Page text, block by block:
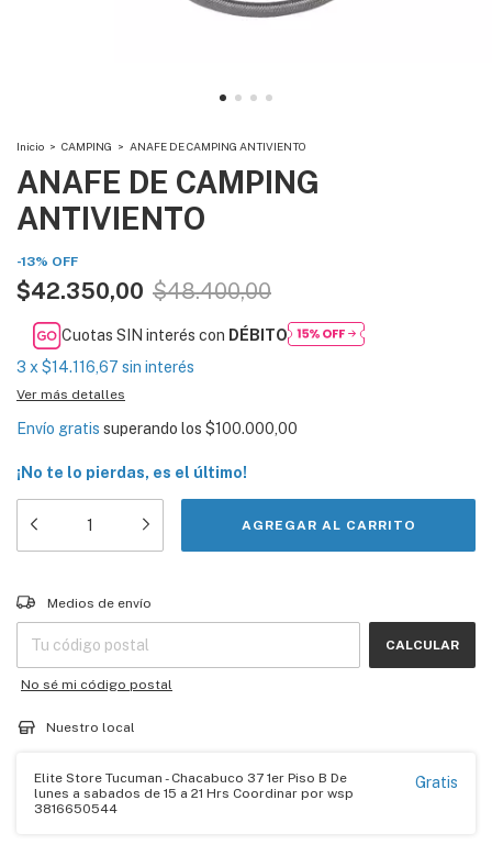
Inicio > CAMPING > ANAFE DE CAMPING ANTIVIENTO
ANAFE DE CAMPING
ANTIVIENTO
-13% OFF
$42.350,00 $48.400,00
Cuotas SIN interés con DÉBITO
3 x $14.116,67 sin interés
Ver más detalles
Envío gratis superando los $100.000,00
¡No te lo pierdas, es el último!
Entregas para el CP:
Medios de envío
CALCULAR
No sé mi código postal
Nuestro local
Elite Store Tucuman - Chacabuco 37 1er Piso B De
lunes a sabados de 15 a 21 Hrs Coordinar por wsp
3816650544
Gratis